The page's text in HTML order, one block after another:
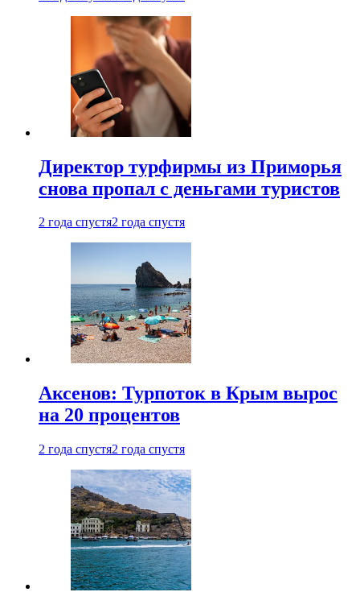
Директор турфирмы из Приморья
снова пропал с деньгами туристов
2 года спустя2 года спустя
Аксенов: Турпоток в Крым вырос
на 20 процентов
2 года спустя2 года спустя